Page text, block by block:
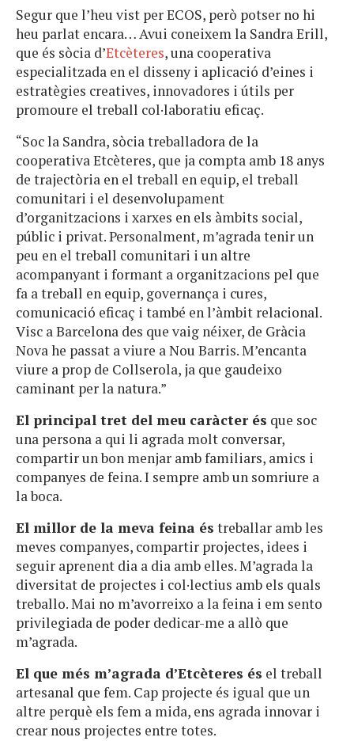
Segur que l’heu vist per ECOS, però potser no hi
heu parlat encara… Avui coneixem la Sandra Erill,
que és sòcia d’Etcèteres, una cooperativa
especialitzada en el disseny i aplicació d’eines i
estratègies creatives, innovadores i útils per
promoure el treball col·laboratiu eficaç.
“Soc la Sandra, sòcia treballadora de la
cooperativa Etcèteres, que ja compta amb 18 anys
de trajectòria en el treball en equip, el treball
comunitari i el desenvolupament
d’organitzacions i xarxes en els àmbits social,
públic i privat. Personalment, m’agrada tenir un
peu en el treball comunitari i un altre
acompanyant i formant a organitzacions pel que
fa a treball en equip, governança i cures,
comunicació eficaç i també en l’àmbit relacional.
Visc a Barcelona des que vaig néixer, de Gràcia
Nova he passat a viure a Nou Barris. M’encanta
viure a prop de Collserola, ja que gaudeixo
caminant per la natura.”
El principal tret del meu caràcter és que soc
una persona a qui li agrada molt conversar,
compartir un bon menjar amb familiars, amics i
companyes de feina. I sempre amb un somriure a
la boca.
El millor de la meva feina és treballar amb les
meves companyes, compartir projectes, idees i
seguir aprenent dia a dia amb elles. M’agrada la
diversitat de projectes i col·lectius amb els quals
treballo. Mai no m’avorreixo a la feina i em sento
privilegiada de poder dedicar-me a allò que
m’agrada.
El que més m’agrada d’Etcèteres és el treball
artesanal que fem. Cap projecte és igual que un
altre perquè els fem a mida, ens agrada innovar i
crear nous projectes entre totes.